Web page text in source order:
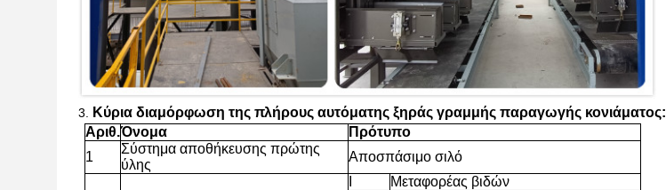
3. Κύρια διαμόρφωση της πλήρους αυτόματης ξηράς γραμμής παραγωγής κονιάματος:
Αριθ.Όνομα
Πρότυπο
1
Σύστημα αποθήκευσης πρώτης
ύλης
Αποσπάσιμο σιλό
Μεταφορέας βιδών